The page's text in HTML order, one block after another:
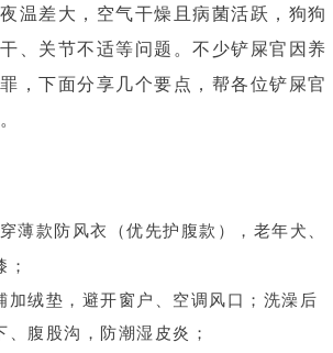
温差大，空气干燥且病菌活跃，狗狗
、关节不适等问题。不少铲屎官因养
，下面分享几个要点，帮各位铲屎官
薄款防风衣（优先护腹款），老年犬、
加绒垫，避开窗户、空调风口；洗澡后
腹股沟，防潮湿皮炎；